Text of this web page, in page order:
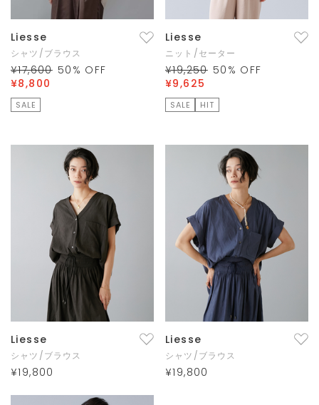
Liesse
シャツ/ブラウス
¥17,600 50 % OFF
¥8,800
SALE
Liesse
ニット/セーター
¥19,250 50 % OFF
¥9,625
SALE HIT
Liesse
シャツ/ブラウス
¥19,800
Liesse
シャツ/ブラウス
¥19,800